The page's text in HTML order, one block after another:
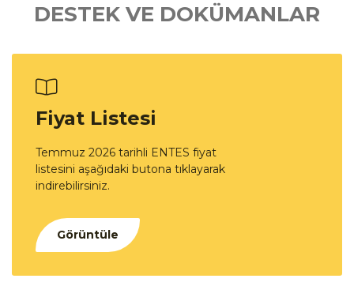
DESTEK VE DOKÜMANLAR
Fiyat Listesi
Temmuz 2026 tarihli ENTES fiyat
listesini aşağıdaki butona tıklayarak
indirebilirsiniz.
Görüntüle